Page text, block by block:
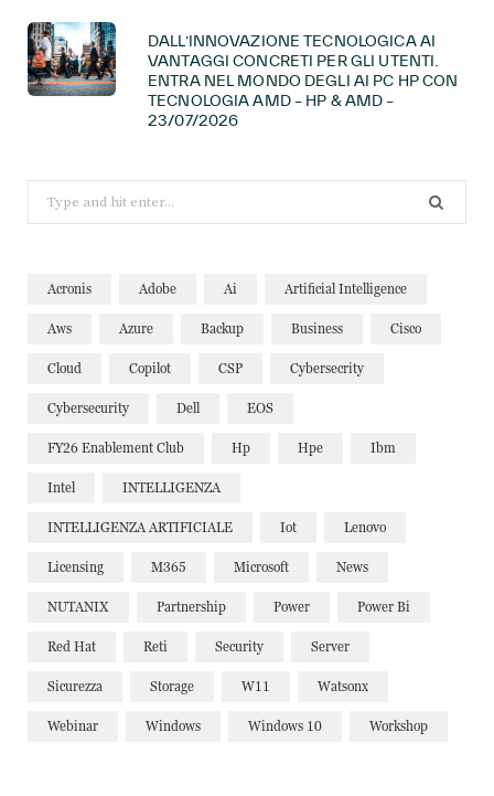
DALL’INNOVAZIONE TECNOLOGICA AI
VANTAGGI CONCRETI PER GLI UTENTI.
ENTRA NEL MONDO DEGLI AI PC HP CON
TECNOLOGIA AMD – HP & AMD –
23/07/2026
for:
Acronis Adobe Ai Artificial Intelligence
Aws Azure Backup Business Cisco
Cloud Copilot CSP Cybersecrity
Cybersecurity Dell EOS
FY26 Enablement Club Hp Hpe Ibm
Intel INTELLIGENZA
INTELLIGENZA ARTIFICIALE Iot Lenovo
Licensing M365 Microsoft News
NUTANIX Partnership Power Power Bi
Red Hat Reti Security Server
Sicurezza Storage W11 Watsonx
Webinar Windows Windows 10 Workshop